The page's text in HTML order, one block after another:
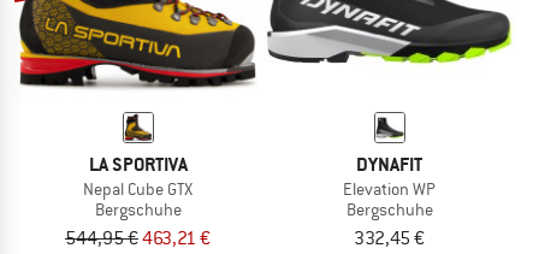
LA SPORTIVA
Nepal Cube GTX
Bergschuhe
544,95 €463,21 €
DYNAFIT
Elevation WP
Bergschuhe
332,45 €